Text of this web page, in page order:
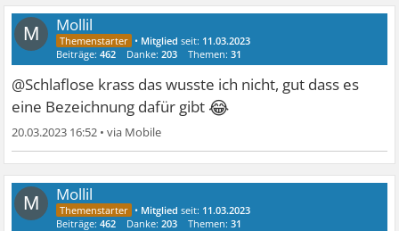
M Mollil
• Mitglied seit: 11.03.2023
Beiträge:462 Danke:203 Themen:31
@Schlaflose krass das wusste ich nicht, gut dass es
eine Bezeichnung dafür gibt 😂
20.03.2023 16:52 •
M Mollil
• Mitglied seit: 11.03.2023
Beiträge:462 Danke:203 Themen:31